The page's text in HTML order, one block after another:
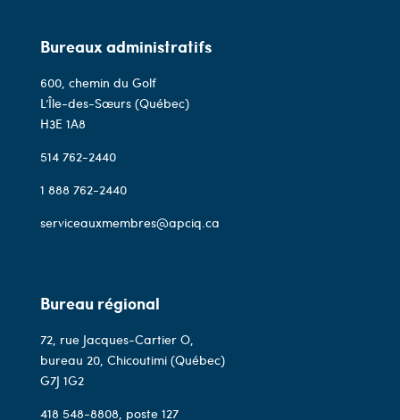
Bureaux administratifs
600, chemin du Golf
L’Île-des-Sœurs (Québec)
H3E 1A8
514 762-2440
1 888 762-2440
serviceauxmembres@apciq.ca
Bureau régional
72, rue Jacques-Cartier O,
bureau 20, Chicoutimi (Québec)
G7J 1G2
418 548-8808, poste 127